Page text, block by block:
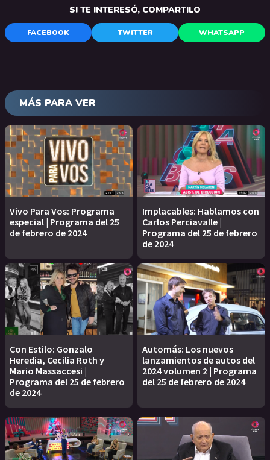
SI TE INTERESÓ, COMPARTILO
FACEBOOK TWITTER WHATSAPP
MÁS PARA VER
Vivo Para Vos: Programa
especial | Programa del 25
de febrero de 2024
Implacables: Hablamos con
Carlos Perciavalle |
Programa del 25 de febrero
de 2024
Con Estilo: Gonzalo
Heredia, Cecilia Roth y
Mario Massaccesi |
Programa del 25 de febrero
de 2024
Automás: Los nuevos
lanzamientos de autos del
2024 volumen 2 | Programa
del 25 de febrero de 2024